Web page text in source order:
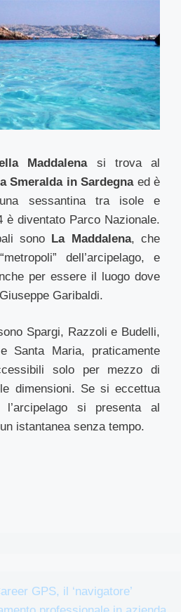
Maddalenasi trova al
Smeralda in Sardegna ed è
sessantina tra isole e
è diventato Parco Nazionale.
sono La Maddalena, che
dell’arcipelago, e
per essere il luogo dove
Garibaldi.
Spargi, Razzoli e Budelli,
Santa Maria, praticamente
solo per mezzo di
dimensioni. Se si eccettua
l’arcipelago si presenta al
istantanea senza tempo.
GPS, il ‘navigatore’